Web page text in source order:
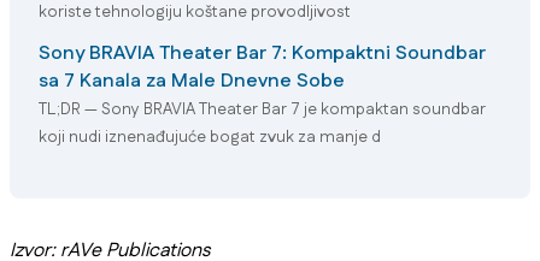
koriste tehnologiju koštane provodljivost
Sony BRAVIA Theater Bar 7: Kompaktni Soundbar
sa 7 Kanala za Male Dnevne Sobe
TL;DR — Sony BRAVIA Theater Bar 7 je kompaktan soundbar
koji nudi iznenađujuće bogat zvuk za manje d
Izvor: rAVe Publications